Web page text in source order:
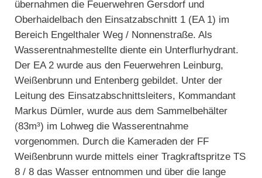
übernahmen die Feuerwehren Gersdorf und
Oberhaidelbach den Einsatzabschnitt 1 (EA 1) im
Bereich Engelthaler Weg / Nonnenstraße. Als
Wasserentnahmestellte diente ein Unterflurhydrant.
Der EA 2 wurde aus den Feuerwehren Leinburg,
Weißenbrunn und Entenberg gebildet. Unter der
Leitung des Einsatzabschnittsleiters, Kommandant
Markus Dümler, wurde aus dem Sammelbehälter
(83m³) im Lohweg die Wasserentnahme
vorgenommen. Durch die Kameraden der FF
Weißenbrunn wurde mittels einer Tragkraftspritze TS
8 / 8 das Wasser entnommen und über die lange